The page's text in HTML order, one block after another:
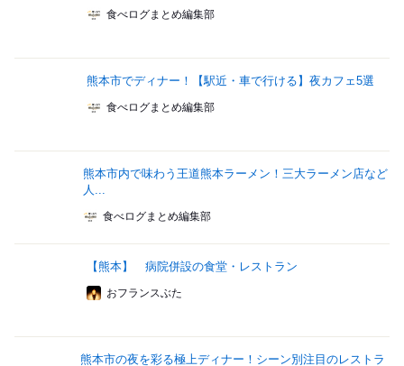
食べログまとめ編集部
熊本市でディナー！【駅近・車で行ける】夜カフェ5選
食べログまとめ編集部
熊本市内で味わう王道熊本ラーメン！三大ラーメン店など
人...
食べログまとめ編集部
【熊本】 病院併設の食堂・レストラン
おフランスぶた
熊本市の夜を彩る極上ディナー！シーン別注目のレストラ